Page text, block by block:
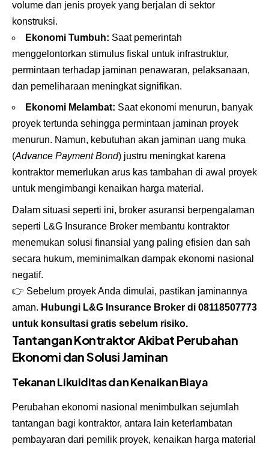
volume dan jenis proyek yang berjalan di sektor
konstruksi.
Ekonomi Tumbuh: Saat pemerintah
menggelontorkan stimulus fiskal untuk infrastruktur,
permintaan terhadap jaminan penawaran, pelaksanaan,
dan pemeliharaan meningkat signifikan.
Ekonomi Melambat: Saat ekonomi menurun, banyak
proyek tertunda sehingga permintaan jaminan proyek
menurun. Namun, kebutuhan akan jaminan uang muka
(Advance Payment Bond) justru meningkat karena
kontraktor memerlukan arus kas tambahan di awal proyek
untuk mengimbangi kenaikan harga material.
Dalam situasi seperti ini, broker asuransi berpengalaman
seperti L&G Insurance Broker membantu kontraktor
menemukan solusi finansial yang paling efisien dan sah
secara hukum, meminimalkan dampak ekonomi nasional
negatif.
👉 Sebelum proyek Anda dimulai, pastikan jaminannya
aman. Hubungi L&G Insurance Broker di 08118507773
untuk konsultasi gratis sebelum risiko.
Tantangan Kontraktor Akibat Perubahan
Ekonomi dan Solusi Jaminan
Tekanan Likuiditas dan Kenaikan Biaya
Perubahan ekonomi nasional menimbulkan sejumlah
tantangan bagi kontraktor, antara lain keterlambatan
pembayaran dari pemilik proyek, kenaikan harga material